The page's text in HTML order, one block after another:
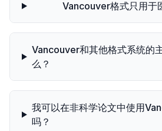
Vancouver格式只用于
Vancouver和其他格式系统的
么？
我可以在非科学论文中使用
吗？